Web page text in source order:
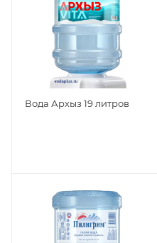
Вода Архыз 19 литров